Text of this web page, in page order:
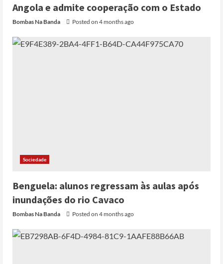
Angola e admite cooperação com o Estado
Bombas Na Banda Posted on 4 months ago
Sociedade
Benguela: alunos regressam às aulas após
inundações do rio Cavaco
Bombas Na Banda Posted on 4 months ago
Cole Allen, Suspeito do tiroteio no
Jantar dos Correspondentes da Casa
registo criminal
Posted on 3 months ago